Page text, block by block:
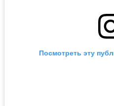
Посмотреть эту